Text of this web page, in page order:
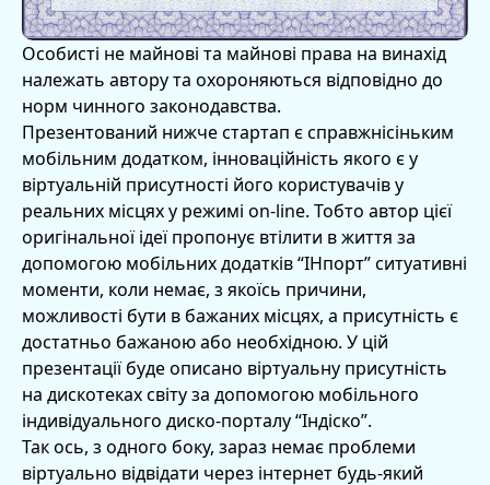
Особисті не майнові та майнові права на винахід
належать автору та охороняються відповідно до
норм чинного законодавства.
Презентований нижче стартап є справжнісіньким
мобільним додатком, інноваційність якого є у
віртуальній присутності його користувачів у
реальних місцях у режимі on-line. Тобто автор цієї
оригінальної ідеї пропонує втілити в життя за
допомогою мобільних додатків “ІНпорт” ситуативні
моменти, коли немає, з якоїсь причини,
можливості бути в бажаних місцях, а присутність є
достатньо бажаною або необхідною. У цій
презентації буде описано віртуальну присутність
на дискотеках світу за допомогою мобільного
індивідуального диско-порталу “Індіско”.
Так ось, з одного боку, зараз немає проблеми
віртуально відвідати через інтернет будь-який